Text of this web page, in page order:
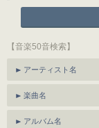
【音楽50音検索】
アーティスト名
楽曲名
アルバム名